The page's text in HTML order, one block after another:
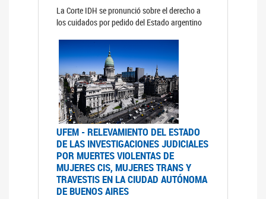
La Corte IDH se pronunció sobre el derecho a
los cuidados por pedido del Estado argentino
UFEM - RELEVAMIENTO DEL ESTADO
DE LAS INVESTIGACIONES JUDICIALES
POR MUERTES VIOLENTAS DE
MUJERES CIS, MUJERES TRANS Y
TRAVESTIS EN LA CIUDAD AUTÓNOMA
DE BUENOS AIRES